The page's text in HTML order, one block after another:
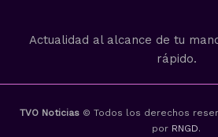
Actualidad al alcance de tu
rápido.
TVO Noticias © Todos los derechos
por RNGD.